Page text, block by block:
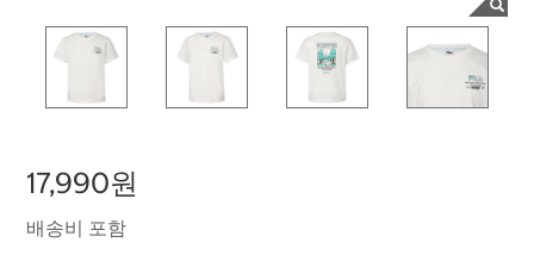
17,990원
배송비 포함